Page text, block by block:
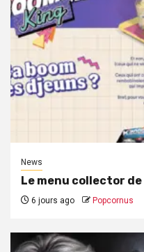
News
Le menu collector
6 jours ago Popcornus